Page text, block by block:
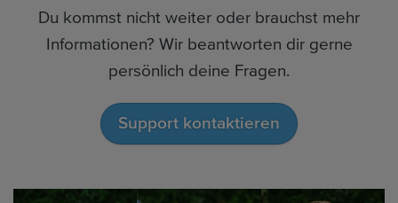
Du kommst nicht weiter oder brauchst mehr
Informationen? Wir beantworten dir gerne
persönlich deine Fragen.
Support kontaktieren